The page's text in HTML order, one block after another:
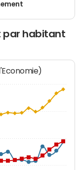
par habitant